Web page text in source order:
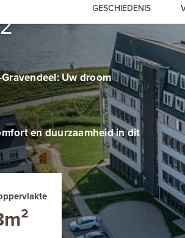
GESCHIEDENIS
Uw droom
en duurzaamheid in dit